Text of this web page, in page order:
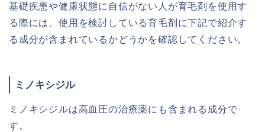
基礎疾患や健康状態に自信がない人が育毛剤を使用す
る際には、使用を検討している育毛剤に下記で紹介す
る成分が含まれているかどうかを確認してください。
ミノキシジル
ミノキシジルは高血圧の治療薬にも含まれる成分で
す。